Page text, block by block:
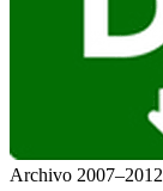
Archivo 2007–2012